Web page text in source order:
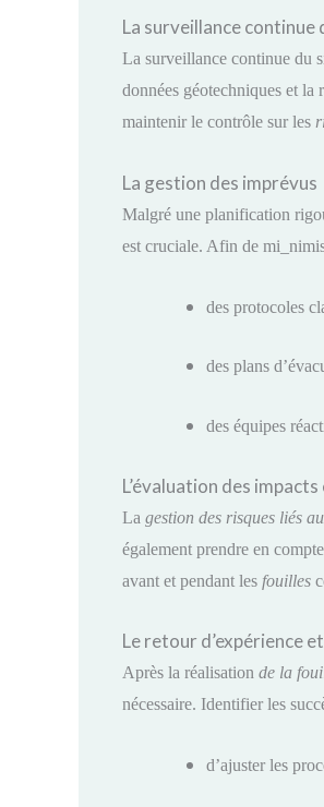
La surveillance
La surveillance continue du
données géotechniques et
maintenir le contrôle sur les
La gestion des imprévus
Malgré une planification
est cruciale. Afin de
des protocoles
des plans
des équipes
L’évaluation des
La gestion des risques liés
également prendre en
avant et pendant les fouilles
Le retour d’expérience
Après la réalisation de la
nécessaire. Identifier les
d’ajuster les